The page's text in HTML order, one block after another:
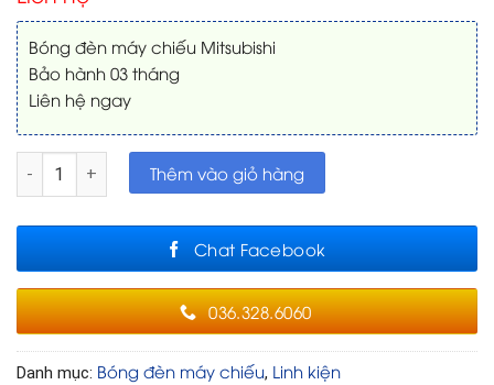
xếp
hạng
0
5
sao
Bóng đèn máy chiếu Mitsubishi
Bảo hành 03 tháng
Liên hệ ngay
Bóng đèn máy chiếu Mitsubishi số lượng
Thêm vào giỏ hàng
Chat Facebook
036.328.6060
Danh mục: Bóng đèn máy chiếu, Linh kiện